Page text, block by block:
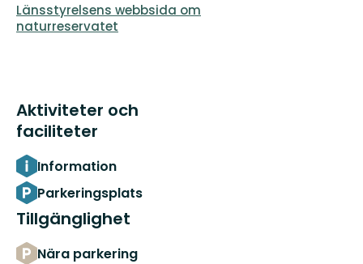
Länsstyrelsens webbsida om
naturreservatet
Aktiviteter och
faciliteter
Information
Parkeringsplats
Tillgänglighet
Nära parkering